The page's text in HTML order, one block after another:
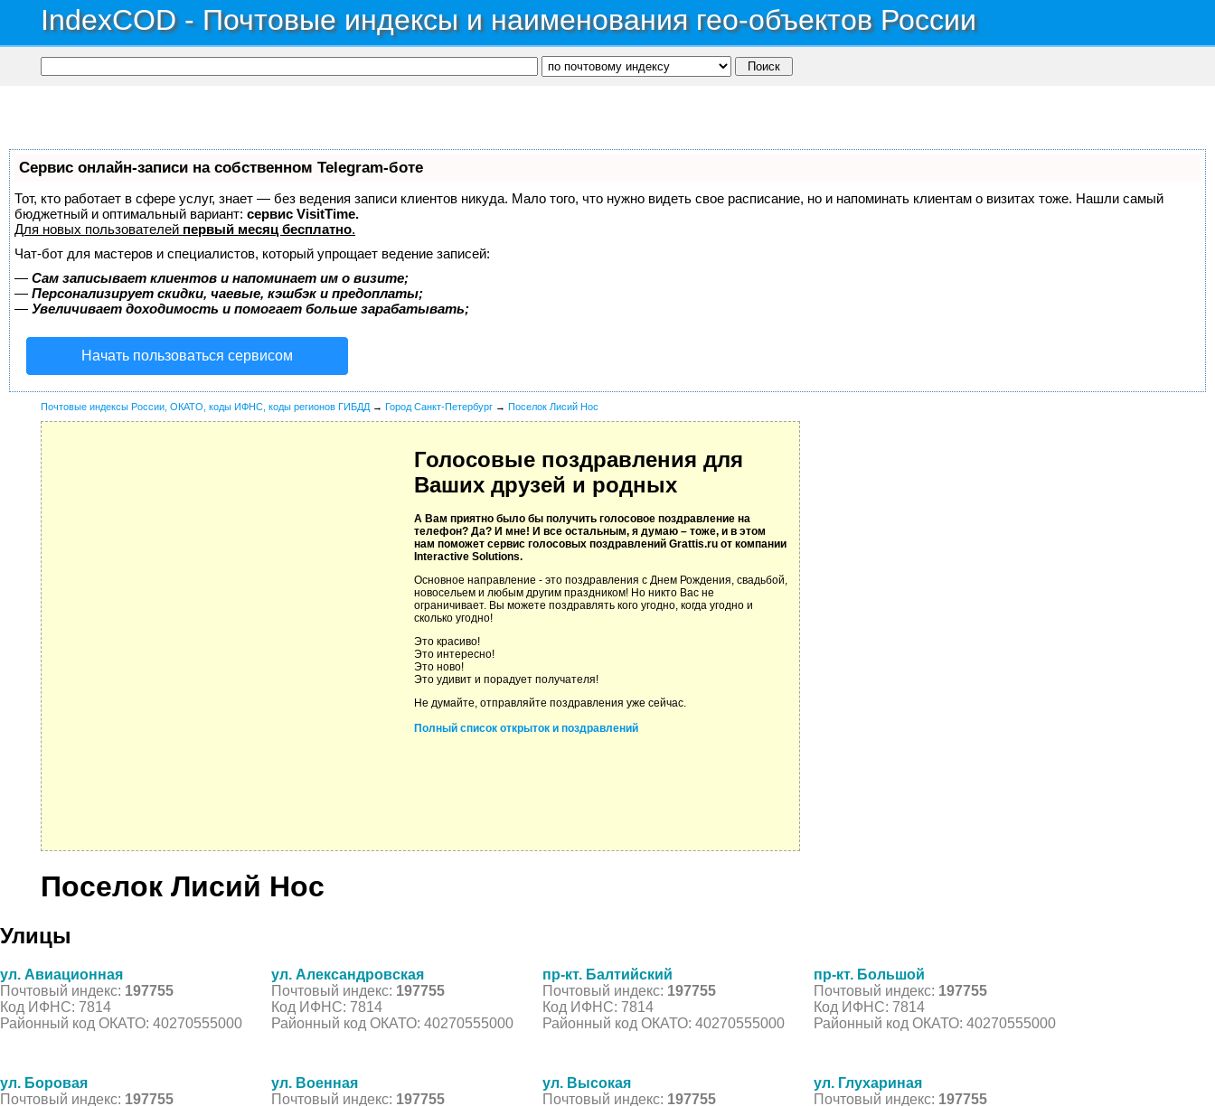
IndexCOD - Почтовые индексы и наименования гео-объектов России
Сервис онлайн-записи на собственном Telegram-боте
Тот, кто работает в сфере услуг, знает — без ведения записи клиентов никуда. Мало того, что нужно видеть свое расписание, но и напоминать клиентам о визитах тоже. Нашли самый
бюджетный и оптимальный вариант: сервис VisitTime.
Для новых пользователей первый месяц бесплатно.
Чат-бот для мастеров и специалистов, который упрощает ведение записей:
— Сам записывает клиентов и напоминает им о визите;
— Персонализирует скидки, чаевые, кэшбэк и предоплаты;
— Увеличивает доходимость и помогает больше зарабатывать;
Начать пользоваться сервисом
Почтовые индексы России, ОКАТО, коды ИФНС, коды регионов ГИБДД → Город Санкт-Петербург → Поселок Лисий Нос
Голосовые поздравления для
Ваших друзей и родных
А Вам приятно было бы получить голосовое поздравление на
телефон? Да? И мне! И все остальным, я думаю – тоже, и в этом
нам поможет сервис голосовых поздравлений Grattis.ru от компании
Interactive Solutions.
Основное направление - это поздравления с Днем Рождения, свадьбой,
новосельем и любым другим праздником! Но никто Вас не
ограничивает. Вы можете поздравлять кого угодно, когда угодно и
сколько угодно!
Это красиво!
Это интересно!
Это ново!
Это удивит и порадует получателя!
Не думайте, отправляйте поздравления уже сейчас.
Полный список открыток и поздравлений
Поселок Лисий Нос
Улицы
ул. Авиационная
Почтовый индекс: 197755
Код ИФНС: 7814
Районный код ОКАТО: 40270555000
ул. Александровская
Почтовый индекс: 197755
Код ИФНС: 7814
Районный код ОКАТО: 40270555000
пр-кт. Балтийский
Почтовый индекс: 197755
Код ИФНС: 7814
Районный код ОКАТО: 40270555000
пр-кт. Большой
Почтовый индекс: 197755
Код ИФНС: 7814
Районный код ОКАТО: 40270555000
ул. Боровая
Почтовый индекс: 197755
ул. Военная
Почтовый индекс: 197755
ул. Высокая
Почтовый индекс: 197755
ул. Глухариная
Почтовый индекс: 197755